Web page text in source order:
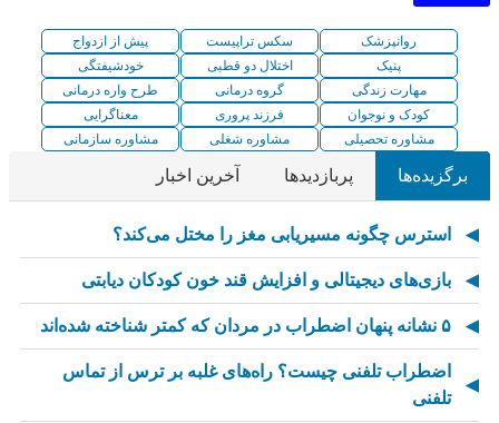
روانپزشک سکس تراپیست
پیش از ازدواج
پنیک
اختلال دو قطبی
خودشیفتگی
مهارت زندگی
گروه درمانی
طرح واره درمانی
کودک و نوجوان
فرزند پروری
معناگرایی
مشاوره تحصیلی
مشاوره شغلی مشاوره سازمانی
برگزیده‌ها پربازدیدها آخرین اخبار
استرس چگونه مسیریابی مغز را مختل می‌کند؟
بازی‌های دیجیتالی و افزایش قند خون کودکان دیابتی
۵ نشانه پنهان اضطراب در مردان که کمتر شناخته شده‌اند
اضطراب تلفنی چیست؟ راه‌های غلبه بر ترس از تماس
تلفنی